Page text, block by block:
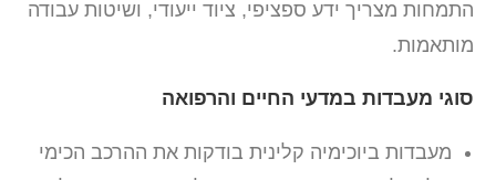
התמחות מצריך ידע ספציפי, ציוד ייעודי, ושיטות עבודה
מותאמות.
סוגי מעבדות במדעי החיים והרפואה
מעבדות ביוכימיה קלינית בודקות את ההרכב הכימי